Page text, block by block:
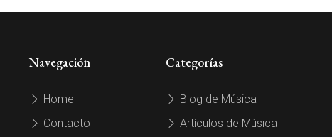
Navegación
Home
Contacto
Categorías
Blog de Música
Artículos de Música